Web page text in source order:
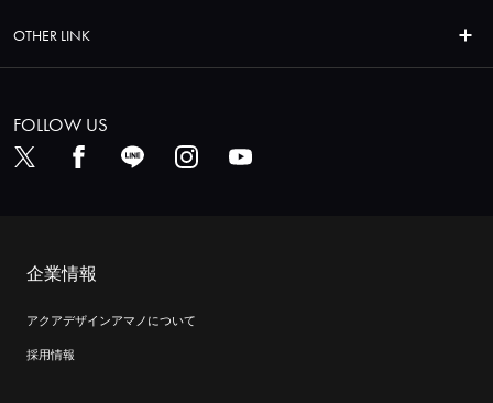
OTHER LINK
FOLLOW US
企業情報
アクアデザインアマノについて
採用情報